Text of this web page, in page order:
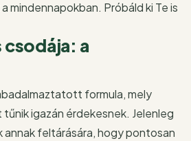
mindennapokban. Próbáld ki Te is
a
formula, mely
igazán érdekesnek. Jelenleg
annak feltárására, hogy pontosan